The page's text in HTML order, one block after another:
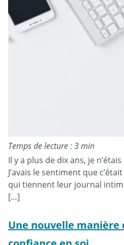
Temps de lecture : 3 min
Il y a plus de dix ans, je
J’avais le sentiment que
qui tiennent leur journal
[…]
Une nouvelle manière